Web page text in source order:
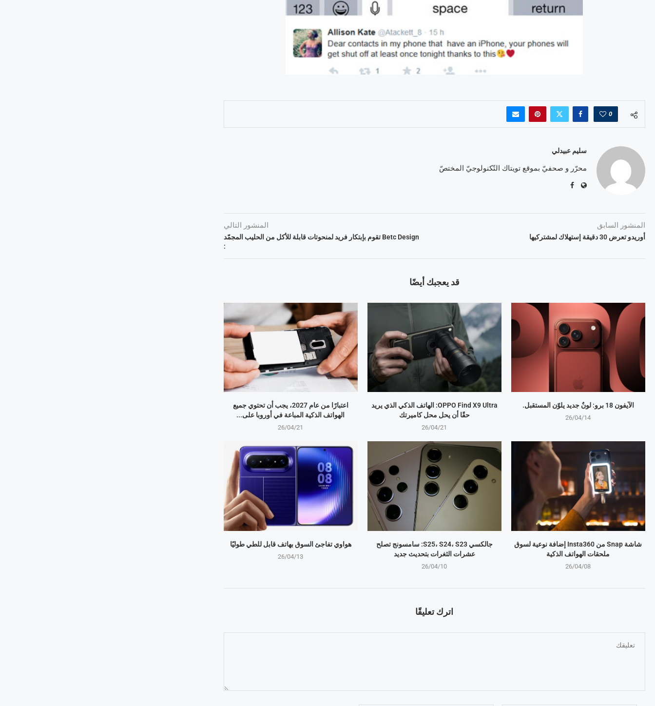
0
سليم عبيدلي
محرّر و صحفيّ بموقع تويتاك التّكنولوجيّ المختصّ
المنشور السابق
أوريدو تعرض 30 دقيقة إستهلاك لمشتركيها
المنشور التالي
Betc Design تقوم بإبتكار فريد لمنحوتات قابلة للأكل من الحليب المجمّد
:
قد يعجبك أيضًا
اعتبارًا من عام 2027، يجب أن تحتوي جميع
الهواتف الذكية المباعة في أوروبا على...
26/04/21
OPPO Find X9 Ultra: الهاتف الذكي الذي يريد
حقًا أن يحل محل كاميرتك
26/04/21
الآيفون 18 برو: لونٌ جديد يلوّن المستقبل.
26/04/14
هواوي تفاجئ السوق بهاتف قابل للطي طوليًا
26/04/13
جالكسي S25، S24، S23: سامسونج تصلح
عشرات الثغرات بتحديث جديد
26/04/10
شاشة Snap من Insta360 إضافة نوعية لسوق
ملحقات الهواتف الذكية
26/04/08
اترك تعليقًا